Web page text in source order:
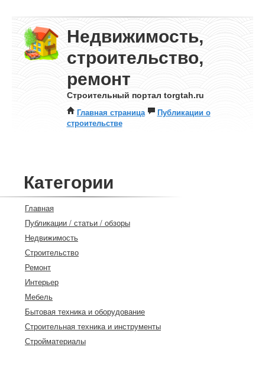
Недвижимость,
строительство,
ремонт
Строительный портал torgtah.ru
Главная страница
Публикации о
строительстве
Категории
Главная
Публикации / статьи / обзоры
Недвижимость
Строительство
Ремонт
Интерьер
Мебель
Бытовая техника и оборудование
Строительная техника и инструменты
Стройматериалы